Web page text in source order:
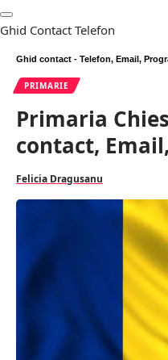
Ghid Contact Telefon
Ghid contact - Telefon, Email,
PRIMARIE
Primaria
contact,
Felicia Dragusanu